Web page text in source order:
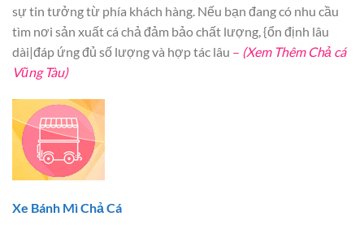
sự tin tưởng từ phía khách hàng. Nếu bạn đang có nhu cầu
tìm nơi sản xuất cá chả đảm bảo chất lượng, {ổn định lâu
dài|đáp ứng đủ số lượng và hợp tác lâu – (Xem Thêm Chả cá
Vũng Tàu)
Xe Bánh Mì Chả Cá